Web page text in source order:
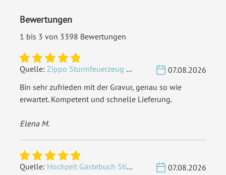
Bewertungen
1 bis 3 von 3398 Bewertungen
Quelle: Zippo Sturmfeuerzeug Chrom - Verzierte Initialen
07.08.2026
Bin sehr zufrieden mit der Gravur, genau so wie
erwartet. Kompetent und schnelle Lieferung.
Elena M.
Quelle: Hochzeit Gästebuch Sticker 40 Fragen - Weiß
07.08.2026